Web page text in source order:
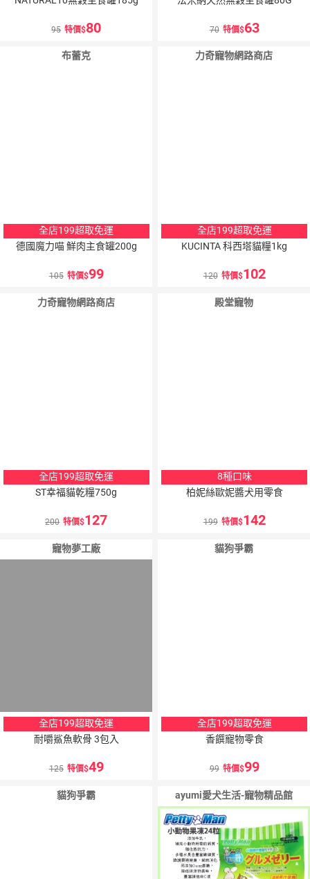
95 特價 80 70 特價 63
布蕾克
全店199超取免運
德國魔力喵 鮮肉主食罐200g
105 特價 99
力奇寵物網路商店
全店199超取免運
KUCINTA 科西塔貓糧1kg
120 特價 102
力奇寵物網路商店
全店199超取免運
ST幸福貓乾糧750g
200 特價 127
殿堂寵物
8種口味
柏妮絲歐妮醬犬用零食
199 特價 142
寵物夢工廠
全店199超取免運
耐嚼鯊魚軟骨 3包入
125 特價 49
貓狗爭霸
全店199超取免運
香饌寵物零食
99 特價 99
貓狗爭霸 ayumi愛犬生活-寵物精品館